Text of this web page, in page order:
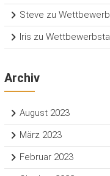
Steve zu
Iris zu
Archiv
August 2023
März 2023
Februar 2023